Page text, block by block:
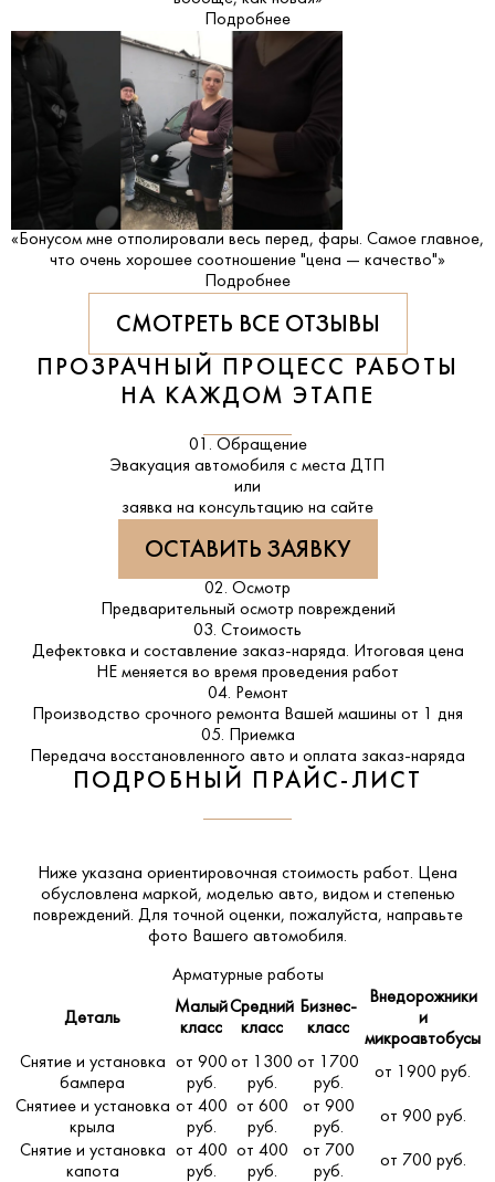
Подробнее
«Бонусом мне отполировали весь перед, фары. Самое главное,
что очень хорошее соотношение "цена — качество"»
Подробнее
СМОТРЕТЬ ВСЕ ОТЗЫВЫ
ПРОЗРАЧНЫЙ ПРОЦЕСС РАБОТЫ
НА КАЖДОМ ЭТАПЕ
01. Обращение
Эвакуация автомобиля с места ДТП
или
заявка на консультацию на сайте
ОСТАВИТЬ ЗАЯВКУ
02. Осмотр
Предварительный осмотр повреждений
03. Стоимость
Дефектовка и составление заказ-наряда. Итоговая цена
НЕ меняется во время проведения работ
04. Ремонт
Производство срочного ремонта Вашей машины от 1 дня
05. Приемка
Передача восстановленного авто и оплата заказ-наряда
ПОДРОБНЫЙ ПРАЙС-ЛИСТ
Ниже указана ориентировочная стоимость работ. Цена
обусловлена маркой, моделью авто, видом и степенью
повреждений. Для точной оценки, пожалуйста, направьте
фото Вашего автомобиля.
Арматурные работы
Деталь
Малый
класс
Средний
класс
Бизнес-
класс
Внедорожники
и
микроавтобусы
Снятие и установка
бампера
от 900
руб.
от 1300
руб.
от 1700
руб.
от 1900 руб.
Снятиее и установка
крыла
от 400
руб.
от 600
руб.
от 900
руб.
от 900 руб.
Снятие и установка
капота
от 400
руб.
от 400
руб.
от 700
руб.
от 700 руб.